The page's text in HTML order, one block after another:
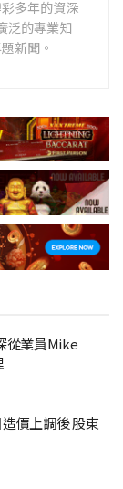
多年的資深
泛的專業知
新聞。
從業員Mike
價上調後 股東